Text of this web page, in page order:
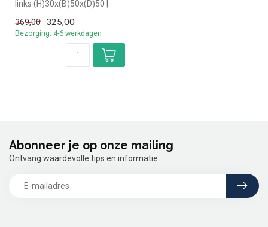
links (H)30x(B)50x(D)50 |
|Ronda...
369,00 325,00
Bezorging: 4-6 werkdagen
Abonneer je op onze mailing
Ontvang waardevolle tips en informatie